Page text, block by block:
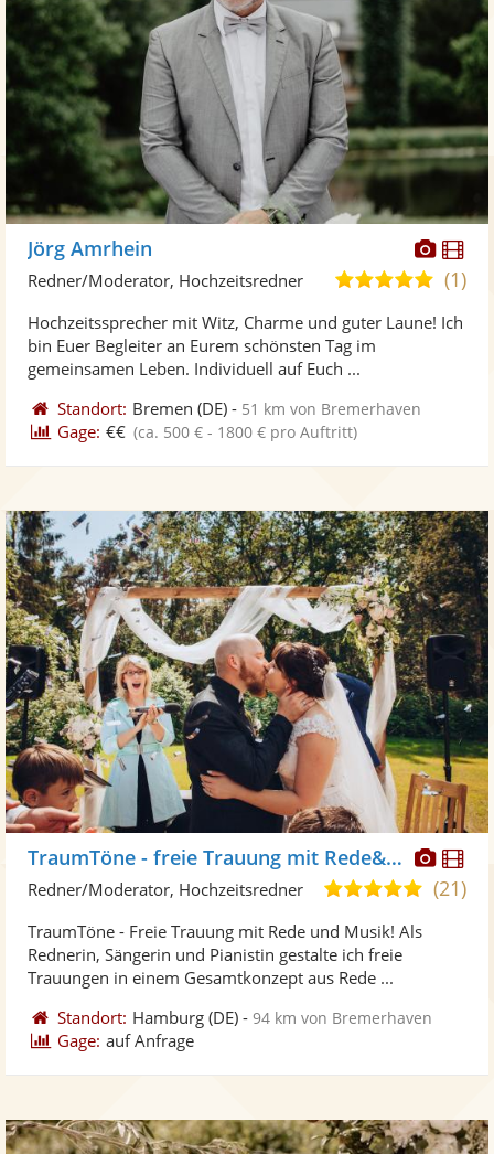
Fotos
Jörg Amrhein
5,0
5
(1)
Redner/Moderator, Hochzeitsredner
Hochzeitssprecher mit Witz, Charme und guter Laune! Ich
bin Euer Begleiter an Eurem schönsten Tag im
gemeinsamen Leben. Individuell auf Euch ...
Standort: Bremen (DE) - 51 km von Bremerhaven
Gage: €€ (ca. 500 € - 1800 € pro Auftritt)
TraumTöne - freie Trauung mit Rede&Musik
5,0
5
(21)
Redner/Moderator, Hochzeitsredner
TraumTöne - Freie Trauung mit Rede und Musik! Als
Rednerin, Sängerin und Pianistin gestalte ich freie
Trauungen in einem Gesamtkonzept aus Rede ...
Standort: Hamburg (DE) -94 km von Bremerhaven
Gage: auf Anfrage